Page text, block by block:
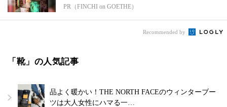
PR（FINCHI on GOETHE）
Recommended by
「靴」の人気記事
品よく暖かい！THE NORTH FACEのウィンターブー
ツは大人女性にハマる一…